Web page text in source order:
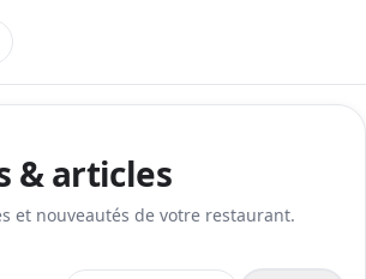
& articles
et nouveautés de votre restaurant.